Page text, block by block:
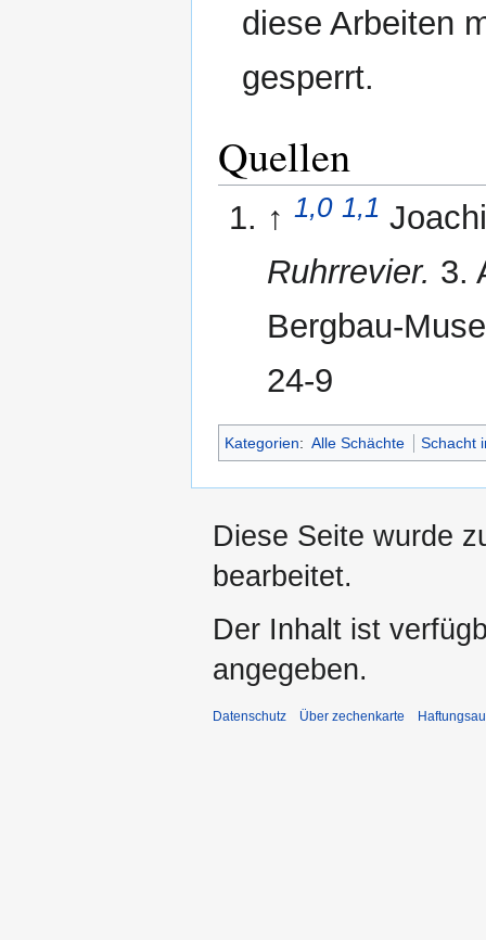
diese Arbeiten
gesperrt.
Quellen
↑ 1,0 1,1
Ruhrrevier. 3.
Bergbau-
24-9
Kategorien: Alle Schächte Schacht
Diese Seite wurde
bearbeitet.
Der Inhalt ist
angegeben.
Datenschutz Über zechenkarte